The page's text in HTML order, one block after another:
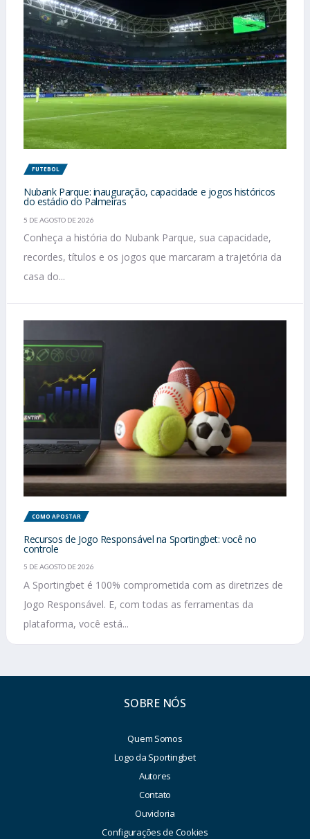
FUTEBOL
Nubank Parque: inauguração, capacidade e jogos históricos
do estádio do Palmeiras
5 DE AGOSTO DE 2026
Conheça a história do Nubank Parque, sua capacidade,
recordes, títulos e os jogos que marcaram a trajetória da
casa do...
COMO APOSTAR
Recursos de Jogo Responsável na Sportingbet: você no
controle
5 DE AGOSTO DE 2026
A Sportingbet é 100% comprometida com as diretrizes de
Jogo Responsável. E, com todas as ferramentas da
plataforma, você está...
SOBRE NÓS
Quem Somos
Logo da Sportingbet
Autores
Contato
Ouvidoria
Configurações de Cookies